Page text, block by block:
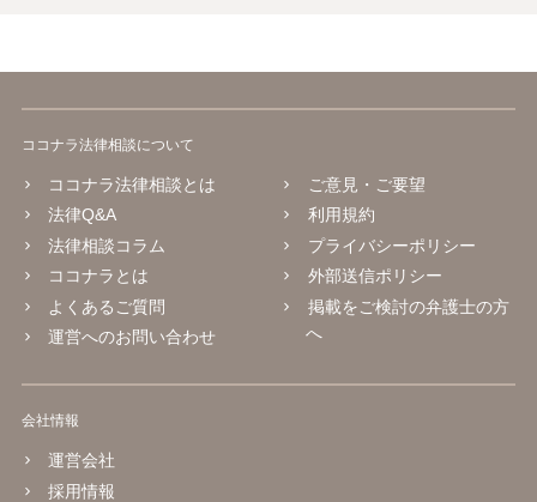
ココナラ法律相談について
ココナラ法律相談とは
法律Q&A
法律相談コラム
ココナラとは
よくあるご質問
運営へのお問い合わせ
ご意見・ご要望
利用規約
プライバシーポリシー
外部送信ポリシー
掲載をご検討の弁護士の方
へ
会社情報
運営会社
採用情報